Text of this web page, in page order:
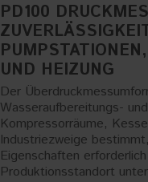
PD100
UND HEIZUNG
Der
Wasseraufbereitungs-
Kompressorräume,
Industriezweige
Eigenschaften
Produktionsstandort